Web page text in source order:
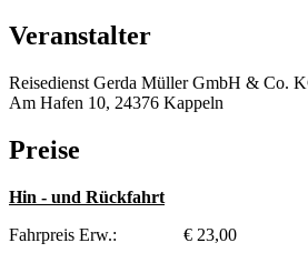
Veranstalter
Reisedienst Gerda Müller GmbH & Co.
Am Hafen 10, 24376 Kappeln
Preise
Hin - und Rückfahrt
Fahrpreis Erw.: € 23,00